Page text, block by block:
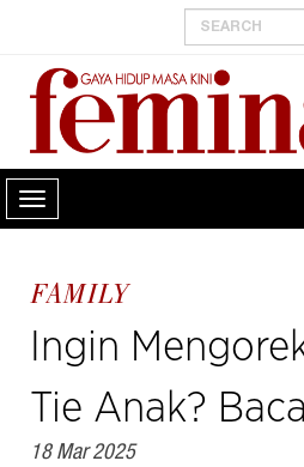
FAMILY
Ingin
Tie Anak?
18 Mar 2025